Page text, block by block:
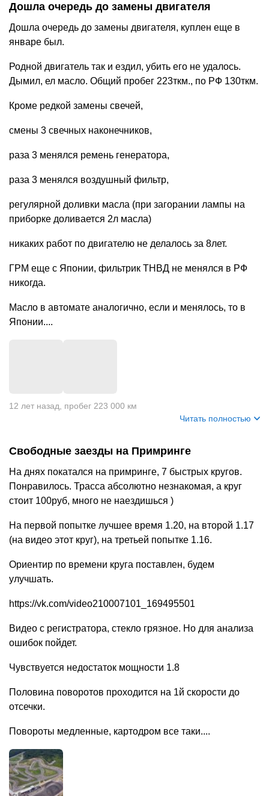
Дошла очередь до замены двигателя
Дошла очередь до замены двигателя, куплен еще в
январе был.
Родной двигатель так и ездил, убить его не удалось.
Дымил, ел масло. Общий пробег 223ткм., по РФ 130ткм.
Кроме редкой замены свечей,
смены 3 свечных наконечников,
раза 3 менялся ремень генератора,
раза 3 менялся воздушный фильтр,
регулярной доливки масла (при загорании лампы на
приборке доливается 2л масла)
никаких работ по двигателю не делалось за 8лет.
ГРМ еще с Японии, фильтрик ТНВД не менялся в РФ
никогда.
Масло в автомате аналогично, если и менялось, то в
Японии....
+ 1
12 лет назад
пробег 223 000 км
Читать полностью
Свободные заезды на Примринге
На днях покатался на примринге, 7 быстрых кругов.
Понравилось. Трасса абсолютно незнакомая, а круг
стоит 100руб, много не наездишься )
На первой попытке лучшее время 1.20, на второй 1.17
(на видео этот круг), на третьей попытке 1.16.
Ориентир по времени круга поставлен, будем
улучшать.
https://vk.com/video210007101_169495501
Видео с регистратора, стекло грязное. Но для анализа
ошибок пойдет.
Чувствуется недостаток мощности 1.8
Половина поворотов проходится на 1й скорости до
отсечки.
Повороты медленные, картодром все таки....